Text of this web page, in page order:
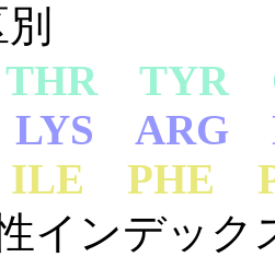
TYR
LYS ARG
PHE
インデック